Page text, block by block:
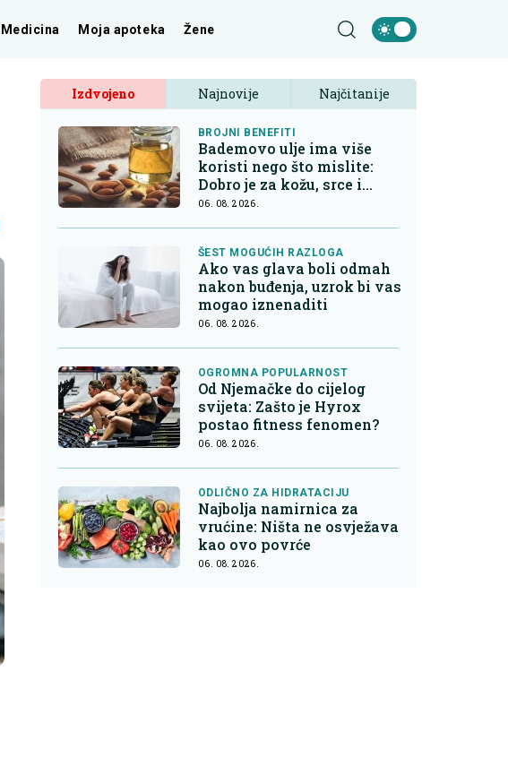
Medicina Moja apoteka Žene
Izdvojeno Najnovije Najčitanije
BROJNI BENEFITI
Bademovo ulje ima više
koristi nego što mislite:
Dobro je za kožu, srce i
kontrolu apetita
06. 08. 2026.
ŠEST MOGUĆIH RAZLOGA
Ako vas glava boli odmah
nakon buđenja, uzrok bi vas
mogao iznenaditi
06. 08. 2026.
OGROMNA POPULARNOST
Od Njemačke do cijelog
svijeta: Zašto je Hyrox
postao fitness fenomen?
06. 08. 2026.
ODLIČNO ZA HIDRATACIJU
Najbolja namirnica za
vrućine: Ništa ne osvježava
kao ovo povrće
06. 08. 2026.